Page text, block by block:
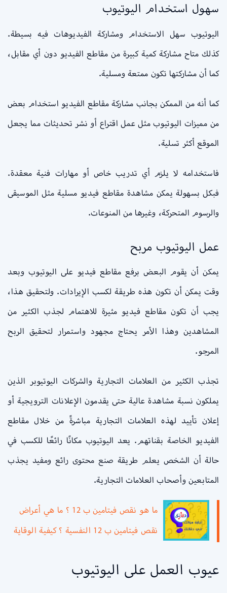
سهول استخدام اليوتيوب
اليوتيوب سهل الاستخدام ومشاركة الفيديوهات فيه بسيطة.
كذلك متاح مشاركة كمية كبيرة من مقاطع الفيديو دون أي مقابل،
كما أن مشاركتها تكون ممتعة ومسلية.
كما أنه من الممكن بجانب مشاركة مقاطع الفيديو استخدام بعض
من مميزات اليوتيوب مثل عمل اقتراع أو نشر تحديثات مما يجعل
الموقع أكثر تسلية.
فاستخدامه لا يلزم أي تدريب خاص أو مهارات فنية معقدة.
فبكل بسهولة يمكن مشاهدة مقاطع فيديو مسلية مثل الموسيقى
والرسوم المتحركة، وغيرها من المنوعات.
عمل اليوتيوب مربح
يمكن أن يقوم البعض برفع مقاطع فيديو على اليوتيوب وبعد
وقت يمكن أن تكون هذه طريقة لكسب الإيرادات. ولتحقيق هذا،
يجب أن تكون مقاطع فيديو مثيرة للاهتمام لجذب الكثير من
المشاهدين وهذا الأمر يحتاج مجهود واستمرار لتحقيق الربح
المرجو.
تجذب الكثير من العلامات التجارية والشركات اليوتيوبر الذين
يملكون نسبة مشاهدة عالية حتى يقدمون الإعلانات الترويجية أو
إعلان تأييد لهذه العلامات التجارية مباشرةً من خلال مقاطع
الفيديو الخاصة بقناتهم. يعد اليوتيوب مكانًا رائعًا للكسب في
حالة أن الشخص يعلم طريقة صنع محتوى رائع ومفيد يجذب
المتابعين وأصحاب العلامات التجارية.
ما هو نقص فيتامين ب 12 ؟ ما هي أعراض
نقص فيتامين ب 12 النفسية ؟ كيفية الوقاية
عيوب العمل على اليوتيوب